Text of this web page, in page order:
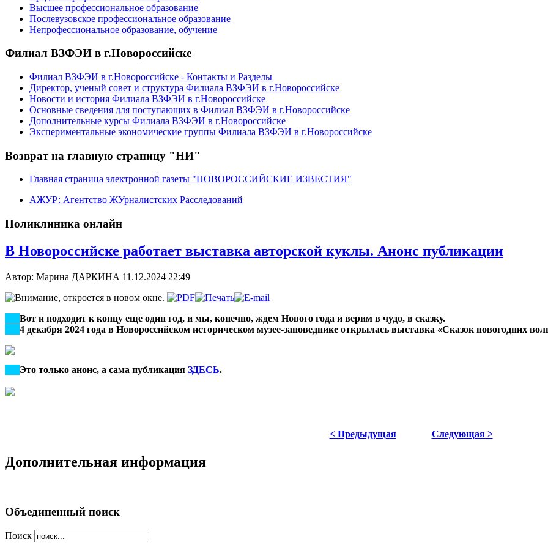
Высшее профессиональное образование
Послевузовское профессиональное образование
Непрофессиональное образование, обучение
Филиал ВЗФЭИ в г.Новороссийске
Филиал ВЗФЭИ в г.Новороссийске - Контакты и Разделы
Директор, ученый совет и структура Филиала ВЗФЭИ в г.Новороссийске
Новости и история Филиала ВЗФЭИ в г.Новороссийске
Основные сведения для поступающих в Филиал ВЗФЭИ в г.Новороссийске
Дополнительные курсы Филиала ВЗФЭИ в г.Новороссийске
Экспериментальные экономические группы Филиала ВЗФЭИ в г.Новороссийске
Возврат на главную страницу "НИ"
Главная страница электронной газеты "НОВОРОССИЙСКИЕ ИЗВЕСТИЯ"
АЖУР: Агентство ЖУрналистских Расследований
Поликлиника онлайн
В Новороссийске работает выставка авторской куклы. Анонс публикации
Автор: Марина ДАРКИНА 11.12.2024 22:49
Вот и подходит к концу еще один год, и мы, конечно, ждем Нового года и верим в чудо, в сказку.
4 декабря 2024 года в Новороссийском историческом музее-заповеднике открылась выставка «Сказок новогодних
Это только анонс, а сама публикация ЗДЕСЬ.
< Предыдущая Следующая >
Дополнительная информация
Объединенный поиск
Поиск